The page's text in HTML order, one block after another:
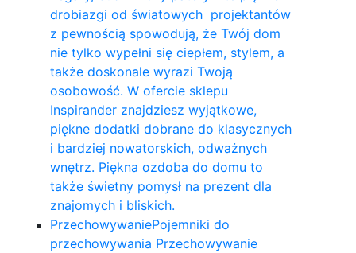
drobiazgi od światowych projektantów
z pewnością spowodują, że Twój dom
nie tylko wypełni się ciepłem, stylem, a
także doskonale wyrazi Twoją
osobowość. W ofercie sklepu
Inspirander znajdziesz wyjątkowe,
piękne dodatki dobrane do klasycznych
i bardziej nowatorskich, odważnych
wnętrz. Piękna ozdoba do domu to
także świetny pomysł na prezent dla
znajomych i bliskich.
PrzechowywaniePojemniki do
przechowywania Przechowywanie